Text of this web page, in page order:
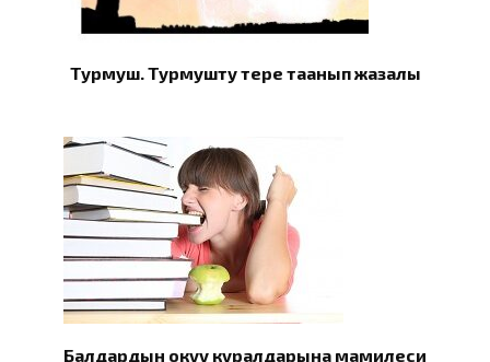
Турмуш. Турмушту терең таанып жазалы
Балдардын окуу куралдарына мамилеси